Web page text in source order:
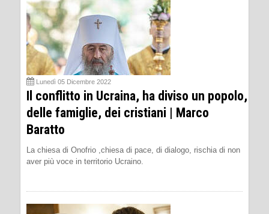
Lunedì 05 Dicembre 2022
Il conflitto in Ucraina, ha diviso un popolo,
delle famiglie, dei cristiani | Marco
Baratto
La chiesa di Onofrio ,chiesa di pace, di dialogo, rischia di non
aver più voce in territorio Ucraino.